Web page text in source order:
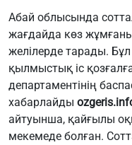
Абай облысында
жағдайда көз
желілерде тарады.
қылмыстық іс
департаментінің
хабарлайды
айтуынша, қайғылы
мекемеде болған.